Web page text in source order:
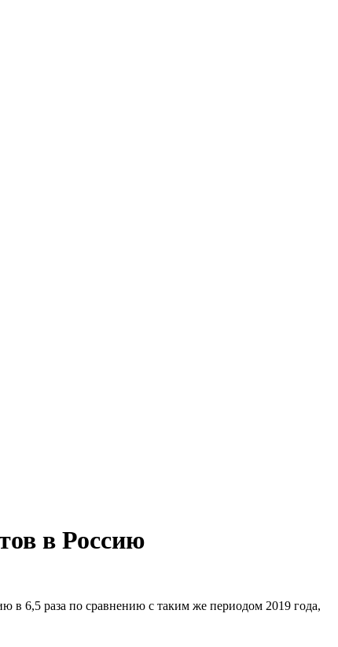
в Россию
в 6,5 раза по сравнению с таким же периодом 2019 года,